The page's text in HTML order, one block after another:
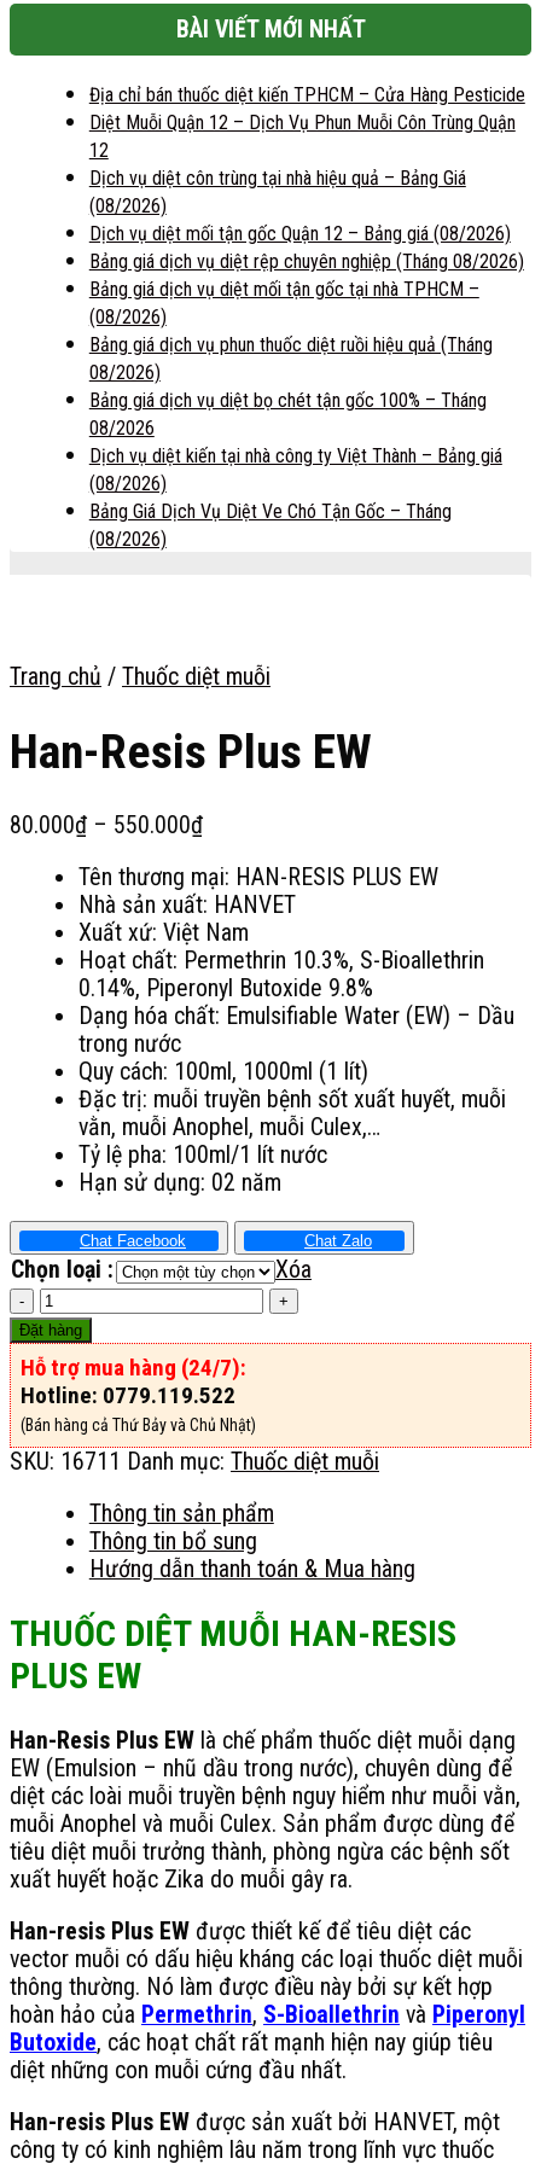
BÀI VIẾT MỚI NHẤT
Địa chỉ bán thuốc diệt kiến TPHCM – Cửa Hàng Pesticide
Diệt Muỗi Quận 12 – Dịch Vụ Phun Muỗi Côn Trùng Quận
12
Dịch vụ diệt côn trùng tại nhà hiệu quả – Bảng Giá
(08/2026)
Dịch vụ diệt mối tận gốc Quận 12 – Bảng giá (08/2026)
Bảng giá dịch vụ diệt rệp chuyên nghiệp (Tháng 08/2026)
Bảng giá dịch vụ diệt mối tận gốc tại nhà TPHCM –
(08/2026)
Bảng giá dịch vụ phun thuốc diệt ruồi hiệu quả (Tháng
08/2026)
Bảng giá dịch vụ diệt bọ chét tận gốc 100% – Tháng
08/2026
Dịch vụ diệt kiến tại nhà công ty Việt Thành – Bảng giá
(08/2026)
Bảng Giá Dịch Vụ Diệt Ve Chó Tận Gốc – Tháng
(08/2026)
Trang chủ / Thuốc diệt muỗi
Han-Resis Plus EW
80.000₫ – 550.000₫Khoảng
từ
80.000₫
đến
550.000₫
Tên thương mại: HAN-RESIS PLUS EW
Nhà sản xuất: HANVET
Xuất xứ: Việt Nam
Hoạt chất: Permethrin 10.3%, S-Bioallethrin
0.14%, Piperonyl Butoxide 9.8%
Dạng hóa chất: Emulsifiable Water (EW) – Dầu
trong nước
Quy cách: 100ml, 1000ml (1 lít)
Đặc trị: muỗi truyền bệnh sốt xuất huyết, muỗi
vằn, muỗi Anophel, muỗi Culex,…
Tỷ lệ pha: 100ml/1 lít nước
Hạn sử dụng: 02 năm
Chat Facebook Chat Zalo
Chọn loại :
Xóa
Han-
Resis
Plus
EW
số
lượng
Đặt hàng
Hỗ trợ mua hàng (24/7):
Hotline: 0779.119.522
(Bán hàng cả Thứ Bảy và Chủ Nhật)
SKU: 16711 Danh mục: Thuốc diệt muỗi
Thông tin sản phẩm
Thông tin bổ sung
Hướng dẫn thanh toán & Mua hàng
THUỐC DIỆT MUỖI HAN-RESIS
PLUS EW
Han-Resis Plus EW là chế phẩm thuốc diệt muỗi dạng
EW (Emulsion – nhũ dầu trong nước), chuyên dùng để
diệt các loài muỗi truyền bệnh nguy hiểm như muỗi vằn,
muỗi Anophel và muỗi Culex. Sản phẩm được dùng để
tiêu diệt muỗi trưởng thành, phòng ngừa các bệnh sốt
xuất huyết hoặc Zika do muỗi gây ra.
Han-resis Plus EW được thiết kế để tiêu diệt các
vector muỗi có dấu hiệu kháng các loại thuốc diệt muỗi
thông thường. Nó làm được điều này bởi sự kết hợp
hoàn hảo của Permethrin, S-Bioallethrin và Piperonyl
Butoxide, các hoạt chất rất mạnh hiện nay giúp tiêu
diệt những con muỗi cứng đầu nhất.
Han-resis Plus EW được sản xuất bởi HANVET, một
công ty có kinh nghiệm lâu năm trong lĩnh vực thuốc